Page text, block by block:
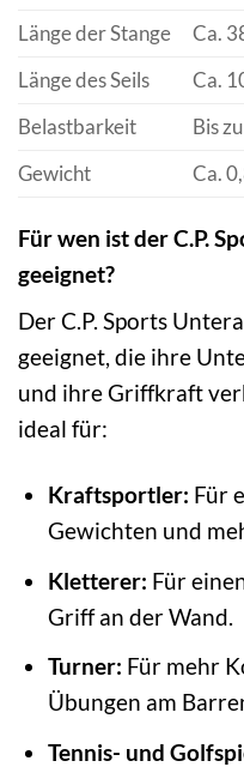
Länge der Stange
Ca.
Länge des Seils
Ca.
Belastbarkeit
Bis
Gewicht
Ca.
Für wen ist der C.P.
geeignet?
Der C.P. Sports
geeignet, die ihre
und ihre Griffkraft
ideal für:
Kraftsportler: Für
Gewichten und
Kletterer: Für
Griff an der Wand.
Turner: Für mehr
Übungen am
Tennis- und